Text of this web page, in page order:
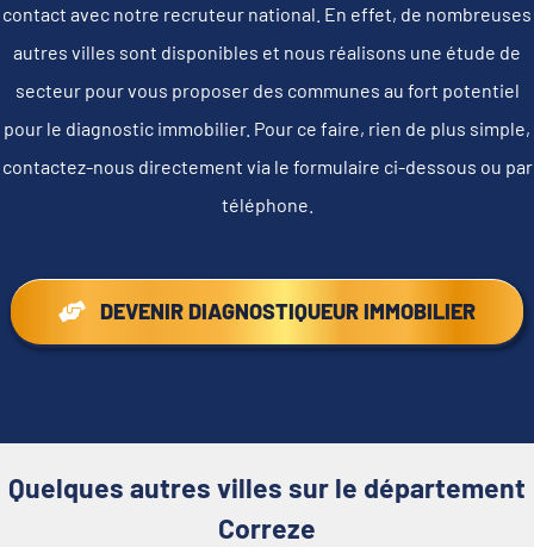
contact avec notre recruteur national. En effet, de nombreuses
autres villes sont disponibles et nous réalisons une étude de
secteur pour vous proposer des communes au fort potentiel
pour le diagnostic immobilier. Pour ce faire, rien de plus simple,
contactez-nous directement via le formulaire ci-dessous ou par
téléphone.
DEVENIR DIAGNOSTIQUEUR IMMOBILIER
Quelques autres villes sur le département
Correze